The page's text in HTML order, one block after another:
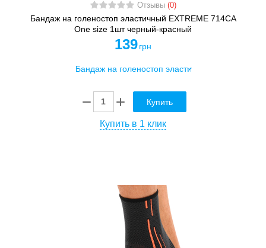
Отзывы (0)
Бандаж на голеностоп эластичный EXTREME 714CA
One size 1шт черный-красный
139 грн
Купить
Купить в 1 клик